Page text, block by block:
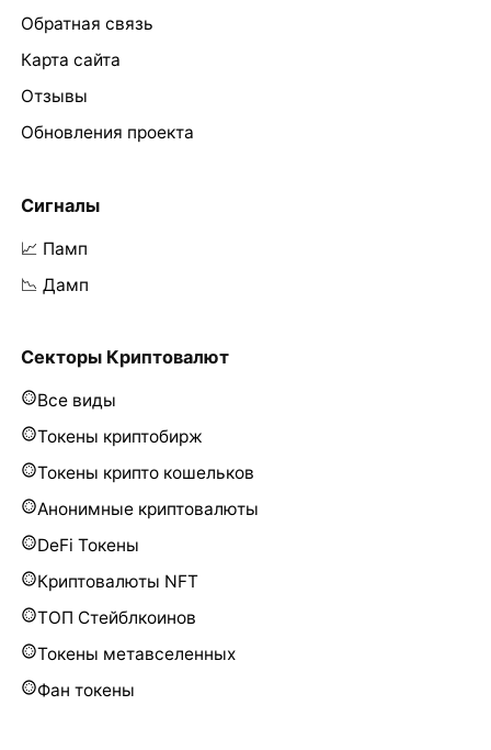
Обратная связь
Карта сайта
Отзывы
Обновления проекта
Сигналы
📈 Памп
📉 Дамп
Секторы Криптовалют
Все виды
Токены криптобирж
Токены крипто кошельков
Анонимные криптовалюты
DeFi Токены
Криптовалюты NFT
ТОП Стейблкоинов
Токены метавселенных
Фан токены